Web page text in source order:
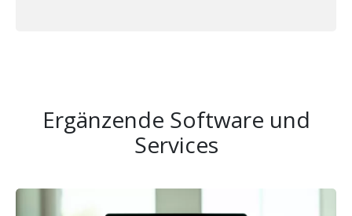
Ergänzende Software und
Services
Bild